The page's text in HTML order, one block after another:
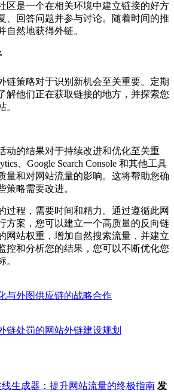
区是一个在相关环境中建立链接的好方
、回答问题并参与讨论。随着时间的推
自然地获得外链。
链策略对于识别新机会至关重要。定期
解他们正在获取链接的地方，并探索您
。
动的结果对于持续改进和优化至关重
、Google Search Console 和其他工具
量和对网站流量的影响。这将帮助您确
策略需要改进。
过程，需要时间和精力。通过遵循此网
方案，您可以建立一个高质量的反向链
网站权重，增加自然搜索流量，并建立
控和分析您的结果，您可以不断优化您
。
与外图供应链的战略合作
链处罚的网站外链建设规划
生成器：提升网站流量的终极指南 发